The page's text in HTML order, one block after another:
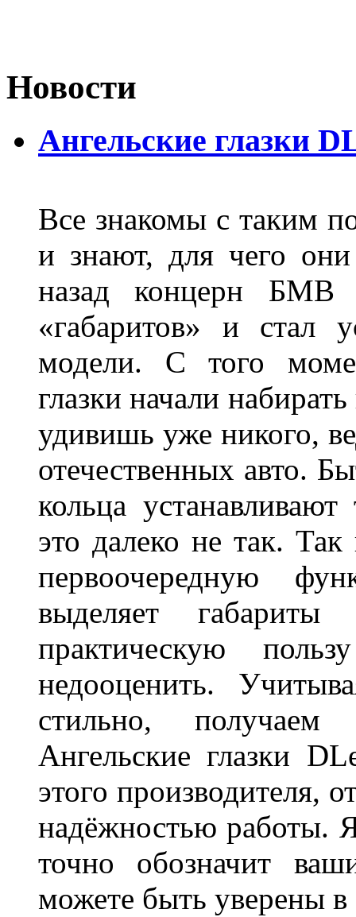
Новости
Ангельские глазки
Все знакомы с таким
и знают, для чего
назад концерн БМВ
«габаритов» и стал
модели. С того
глазки начали
удивишь уже никого,
отечественных авто.
кольца
это далеко не так. Так
первоочередную
выделяет
практическую
недооценить.
стильно,
Ангельские глазки
этого производителя,
надёжностью работы.
точно обозначит
можете быть уверены